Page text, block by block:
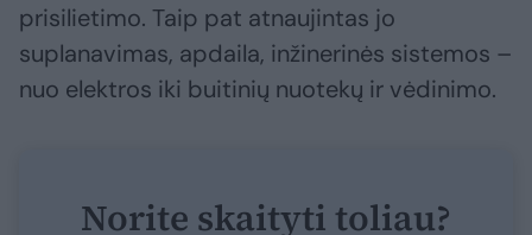
prisilietimo. Taip pat atnaujintas jo
suplanavimas, apdaila, inžinerinės sistemos –
nuo elektros iki buitinių nuotekų ir vėdinimo.
Norite skaityti toliau?